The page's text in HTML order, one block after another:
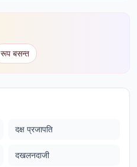
रूप बसन्त
दक्ष प्रजापति
दखलनदाजी